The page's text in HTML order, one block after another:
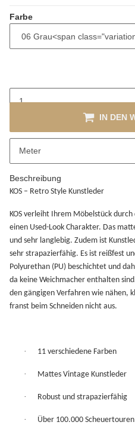
Farbe
Meter
IN DEN
Bitte beachten Sie das
Beschreibung
KOS – Retro Style Kunstleder
KOS verleiht Ihrem Möbelstück
einen Used-Look Charakter. Das
und sehr langlebig. Zudem ist
sehr strapazierfähig. Es ist reißfest
Polyurethan (PU) beschichtet und
da keine Weichmacher enthalten
den gängigen Verfahren wie nähen,
franst beim Schneiden nicht aus.
· 11 verschiedene Farben
· Mattes Vintage Kunstleder
· Robust und strapazierfähig
· Über 100.000 Scheuertouren